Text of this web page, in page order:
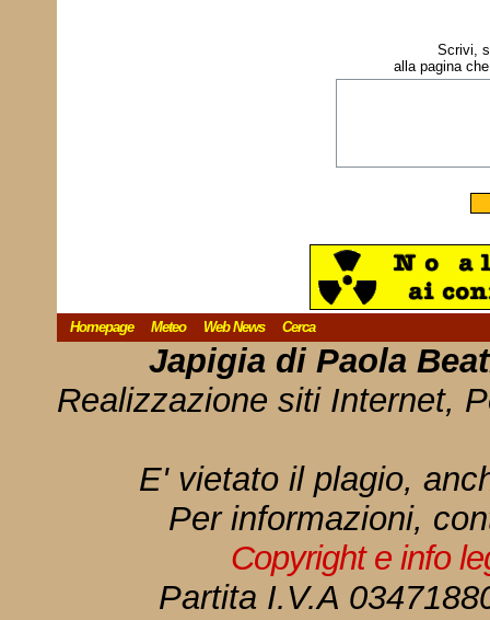
Scrivi,
alla pagina
Homepage Meteo Web News Cerca
Japigia di Paola
Realizzazione siti Internet,
E' vietato il plagio,
Per informazioni,
Copyright e info
Partita I.V.A